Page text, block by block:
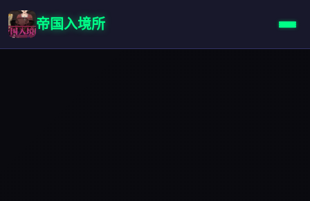
帝国入境所